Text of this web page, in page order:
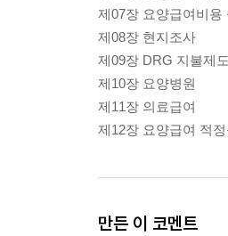
제07장 요양급여비용
제08장 현지조사
제09장 DRG 지불제
제10장 요양병원
제11장 의료급여
제12장 요양급여 적
만든 이 코멘트